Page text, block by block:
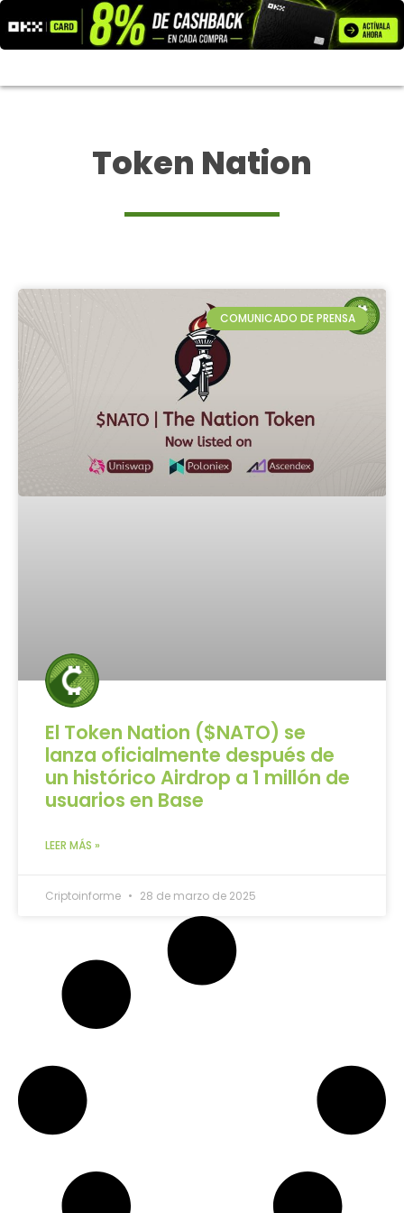
al
contenido
Token Nation
COMUNICADO DE PRENSA
El Token Nation ($NATO) se
lanza oficialmente después de
un histórico Airdrop a 1 millón de
usuarios en Base
LEER MÁS »
Criptoinforme 28 de marzo de 2025